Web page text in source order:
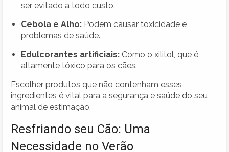
ser evitado a todo custo.
Cebola e Alho: Podem causar toxicidade e
problemas de saúde.
Edulcorantes artificiais: Como o xilitol, que é
altamente tóxico para os cães.
Escolher produtos que não contenham esses
ingredientes é vital para a segurança e saúde do seu
animal de estimação.
Resfriando seu Cão: Uma
Necessidade no Verão